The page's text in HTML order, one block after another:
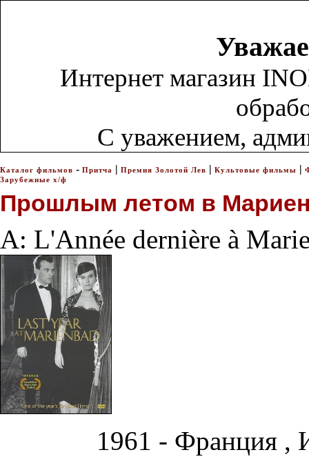
Интернет магазин
С уважением,
Каталог фильмов - Притча | Премия Золотой Лев | Культовые фильмы |
Зарубежные х/ф
Прошлым летом в
A: L'Année dernière à
1961 - Франция ,